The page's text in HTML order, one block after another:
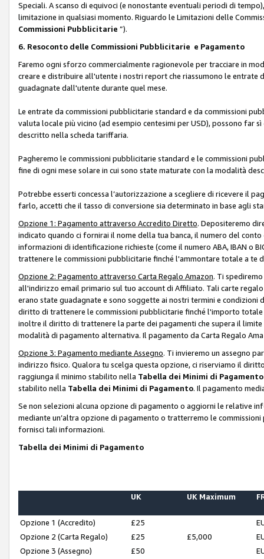
Speciali. A scanso di equivoci (e nonostante eventuali periodi di
limitazione in qualsiasi momento. Riguardo le Limitazioni delle
Commissioni Pubblicitarie ”).
6. Resoconto delle Commissioni Pubblicitarie e Pagamento
Faremo ogni sforzo commercialmente ragionevole per tracciare in
creare e distribuire all'utente i nostri report che riassumono le
guadagnate dall'utente durante quel mese.
Le entrate da commissioni pubblicitarie standard e da commissioni
valuta locale più vicino (ad esempio centesimi per USD), possono far
descritto nella scheda tariffaria.
Pagheremo le commissioni pubblicitarie standard e le commissioni
fine di ogni mese solare in cui sono state maturate con la modalità
Potrebbe esserti concessa l’autorizzazione a scegliere di ricevere il
farlo, accetti che il tasso di conversione sia determinato in base agli
Opzione 1: Pagamento attraverso Accredito Diretto. Depositeremo
indicato quando ci fornirai il nome della tua banca, il numero del
informazioni di identificazione richieste (come il numero ABA, IBAN o
trattenere le commissioni pubblicitarie finché l'ammontare totale a
Opzione 2: Pagamento attraverso Carta Regalo Amazon. Ti
all'indirizzo email primario sul tuo account di Affiliato. Tali carte
erano state guadagnate e sono soggette ai nostri termini e
diritto di trattenere le commissioni pubblicitarie finché l'importo
inoltre il diritto di trattenere la parte dei pagamenti che supera il
modalità di pagamento alternativa. Il pagamento da Carta Regalo
Opzione 3: Pagamento mediante Assegno. Ti invieremo un assegno
indirizzo fisico. Qualora tu scelga questa opzione, ci riserviamo il
raggiunga il minimo stabilito nella Tabella dei Minimi di Pagamento
stabilito nella Tabella dei Minimi di Pagamento. Il pagamento
Se non selezioni alcuna opzione di pagamento o aggiorni le relative
mediante un’altra opzione di pagamento o tratterremo le
fornisci tali informazioni.
Tabella dei Minimi di Pagamento
UK UK Maximum
Opzione 1 (Accredito) £25
Opzione 2 (Carta Regalo)
£25 £5,000
Opzione 3 (Assegno)
£50